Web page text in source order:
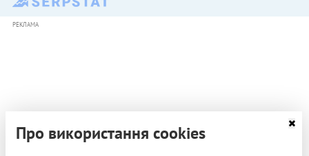
РЕКЛАМА
Про використання cookies